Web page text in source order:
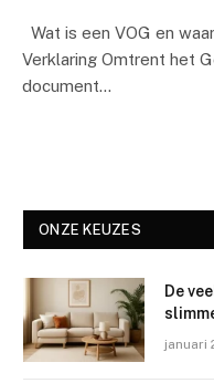
Wat is een VOG en
Verklaring Omtrent het
document…
ONZE KEUZES
De
januari